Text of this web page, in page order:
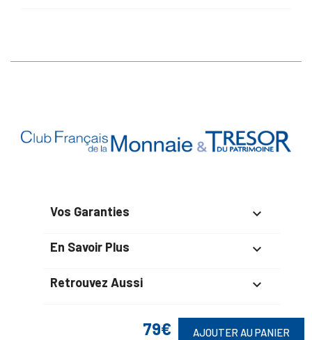
79€ AJOUTER AU PANIER
Vos Garanties 
En Savoir Plus 
Retrouvez Aussi 